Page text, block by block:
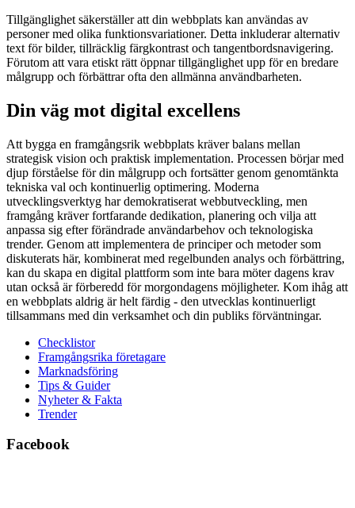
Tillgänglighet säkerställer att din webbplats kan användas av
personer med olika funktionsvariationer. Detta inkluderar alternativ
text för bilder, tillräcklig färgkontrast och tangentbordsnavigering.
Förutom att vara etiskt rätt öppnar tillgänglighet upp för en bredare
målgrupp och förbättrar ofta den allmänna användbarheten.
Din väg mot digital excellens
Att bygga en framgångsrik webbplats kräver balans mellan
strategisk vision och praktisk implementation. Processen börjar med
djup förståelse för din målgrupp och fortsätter genom genomtänkta
tekniska val och kontinuerlig optimering. Moderna
utvecklingsverktyg har demokratiserat webbutveckling, men
framgång kräver fortfarande dedikation, planering och vilja att
anpassa sig efter förändrade användarbehov och teknologiska
trender. Genom att implementera de principer och metoder som
diskuterats här, kombinerat med regelbunden analys och förbättring,
kan du skapa en digital plattform som inte bara möter dagens krav
utan också är förberedd för morgondagens möjligheter. Kom ihåg att
en webbplats aldrig är helt färdig - den utvecklas kontinuerligt
tillsammans med din verksamhet och din publiks förväntningar.
Checklistor
Framgångsrika företagare
Marknadsföring
Tips & Guider
Nyheter & Fakta
Trender
Facebook